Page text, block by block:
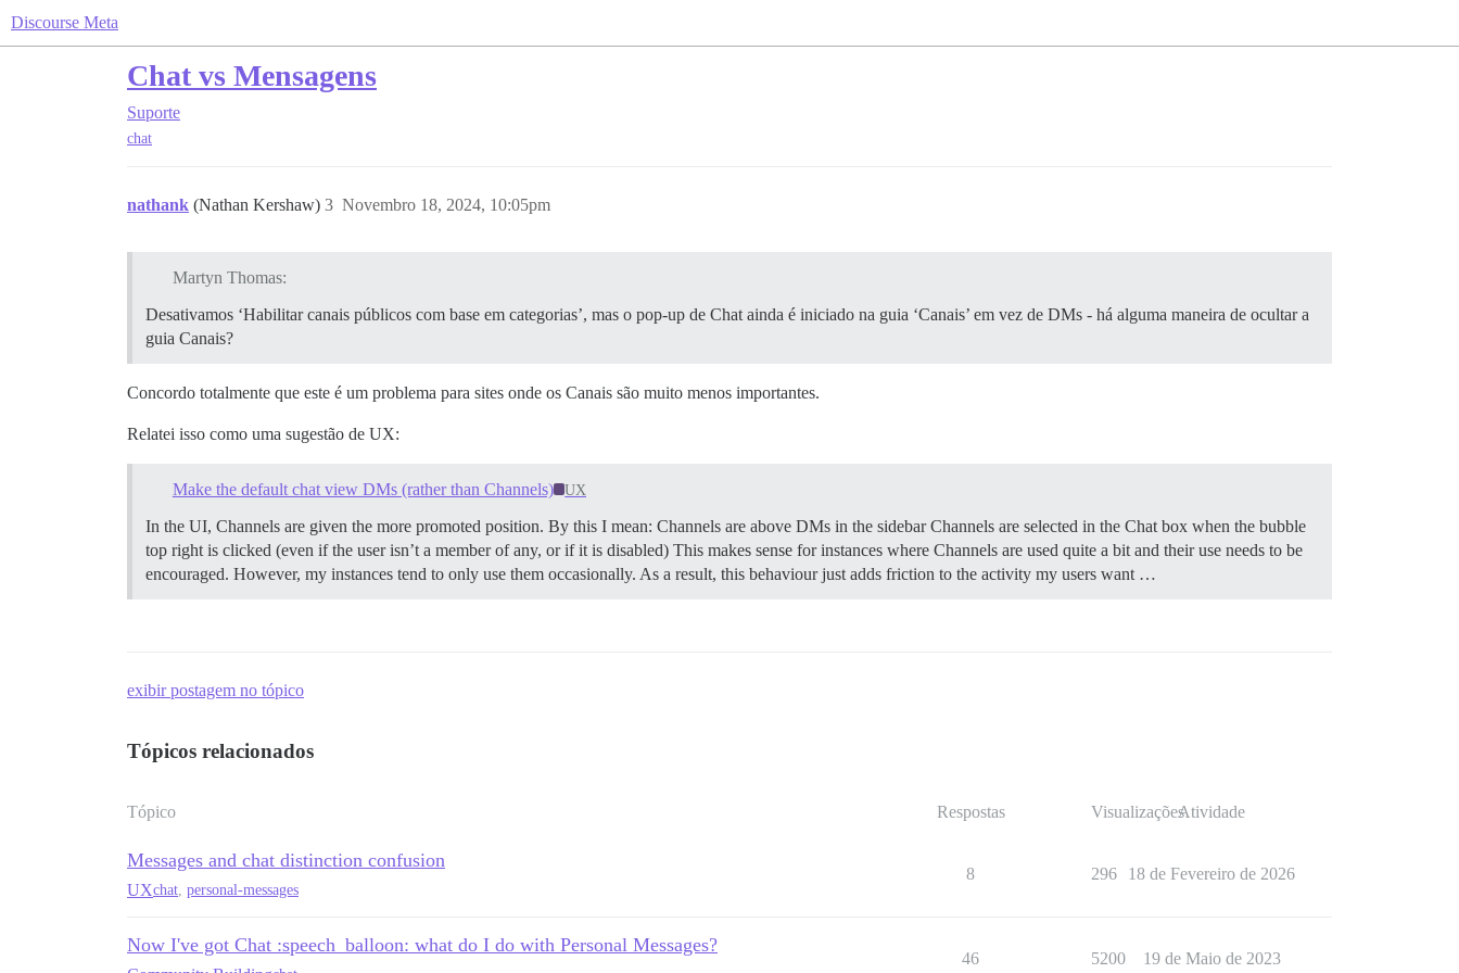
Discourse Meta
Chat vs Mensagens
Suporte
chat
nathank (Nathan Kershaw) Novembro 18, 2024, 10:05pm
3
Martyn Thomas:
Desativamos ‘Habilitar canais públicos com base em categorias’, mas o pop-up de Chat ainda é iniciado na guia ‘Canais’ em vez de DMs - há alguma maneira de ocultar a
guia Canais?
Concordo totalmente que este é um problema para sites onde os Canais são muito menos importantes.
Relatei isso como uma sugestão de UX:
Make the default chat view DMs (rather than Channels) UX
In the UI, Channels are given the more promoted position. By this I mean: Channels are above DMs in the sidebar Channels are selected in the Chat box when the bubble
top right is clicked (even if the user isn’t a member of any, or if it is disabled) This makes sense for instances where Channels are used quite a bit and their use needs to be
encouraged. However, my instances tend to only use them occasionally. As a result, this behaviour just adds friction to the activity my users want …
exibir postagem no tópico
Tópicos relacionados
Tópico Respostas VisualizaçõesAtividade
Messages and chat distinction confusion
UXchat, personal-messages
8 296 18 de Fevereiro de 2026
Now I've got Chat :speech_balloon: what do I do with Personal Messages?
46 5200 19 de Maio de 2023